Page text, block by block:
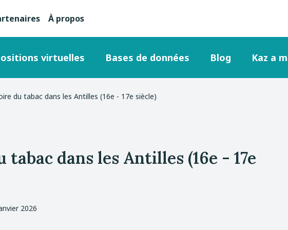
À propos
virtuelles Bases de données Blog Kaz a
du tabac dans les Antilles (16e - 17e siècle)
dans les Antilles (16e - 17e
2026